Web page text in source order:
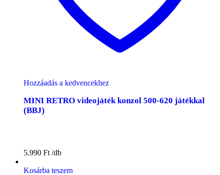
Hozzáadás a kedvencekhez
MINI RETRO videojáték konzol 500-620 játékkal
(BBJ)
5.990 Ft
Kosárba teszem